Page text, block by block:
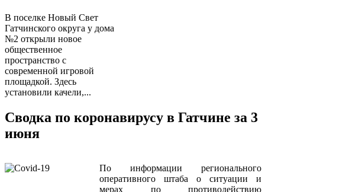
В поселке Новый Свет
Гатчинского округа у дома
№2 открыли новое
общественное
пространство с
современной игровой
площадкой. Здесь
установили качели,...
Сводка по коронавирусу в Гатчине за 3
июня
По информации регионального
оперативного штаба о ситуации и
мерах по противодействию